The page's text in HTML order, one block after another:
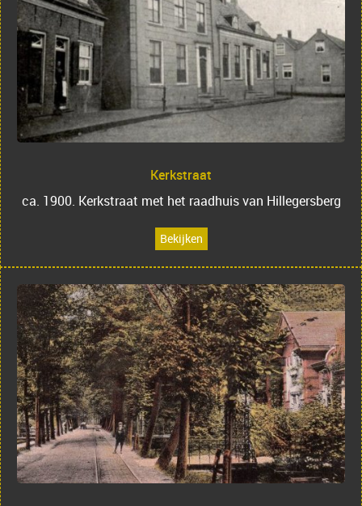
Kerkstraat
ca. 1900. Kerkstraat met het raadhuis van Hillegersberg
Bekijken